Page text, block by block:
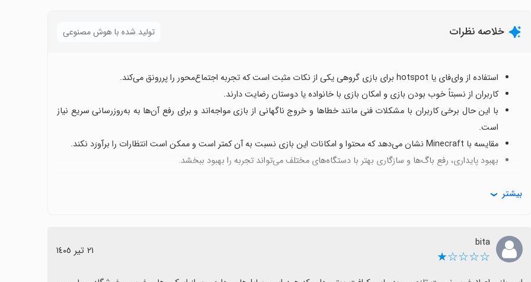
خلاصه نظرات تولید شده با هوش مصنوعی
استفاده از وای‌فای یا hotspot برای بازی گروهی یکی از نکات مثبت است که تجربه اجتماع‌محور را پررونق می‌کند.
کاربران از نسبتاً خوب بودن بازی و امکان بازی با خانواده یا دوستان رضایت دارند.
با این حال برخی کاربران با مشکلات فنی مانند خطاها و خروج ناگهانی از بازی مواجه‌اند و برای رفع آن‌ها به به‌روزرسانی سریع نیاز
است.
مقایسه با Minecraft نشان می‌دهد که محتوا و امکانات این بازی نسبت به آن کمتر است و ممکن است انتظارات را برآورَد نکند.
بهبود پایداری، رفع باگ‌ها و سازگاری بهتر با دستگاه‌های مختلف می‌تواند تجربه را بهبود ببخشد.
بیشتر
bita
☆☆☆☆★ ٢١ تیر ١٤٠٥